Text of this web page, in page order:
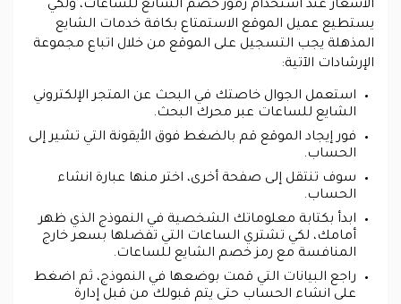
الأسعار عند استخدام رموز خصم الشائع للساعات، ولكي
يستطيع عميل الموقع الاستمتاع بكافة خدمات الشايع
المذهلة يجب التسجيل على الموقع من خلال اتباع مجموعة
الإرشادات الآتية:
استعمل الجوال خاصتك في البحث عن المتجر الإلكتروني
الشايع للساعات عبر محرك البحث.
فور إيجاد الموقع قم بالضغط فوق الأيقونة التي تشير إلى
الحساب.
سوف تنتقل إلى صفحة أخرى، اختر منها عبارة انشاء
الحساب.
ابدأ بكتابة معلوماتك الشخصية في النموذج الذي ظهر
أمامك، لكي تشتري الساعات التي تفضلها بسعر خارج
المنافسة مع رمز خصم الشايع للساعات.
راجع البيانات التي قمت بوضعها في النموذج، ثم اضغط
على انشاء الحساب حتى يتم قبولك من قبل إدارة